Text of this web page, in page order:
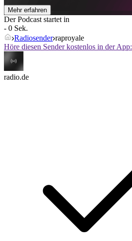
Mehr erfahren
Der Podcast startet in
- 0 Sek.
Radiosender raproyale
Höre diesen Sender kostenlos in der App:
radio.de